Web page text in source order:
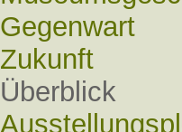
Gegenwart
Zukunft
Überblick